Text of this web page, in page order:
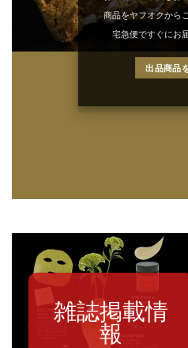
商品をヤフオクから
宅急便ですぐにお
出品商品
雑誌掲載情
報